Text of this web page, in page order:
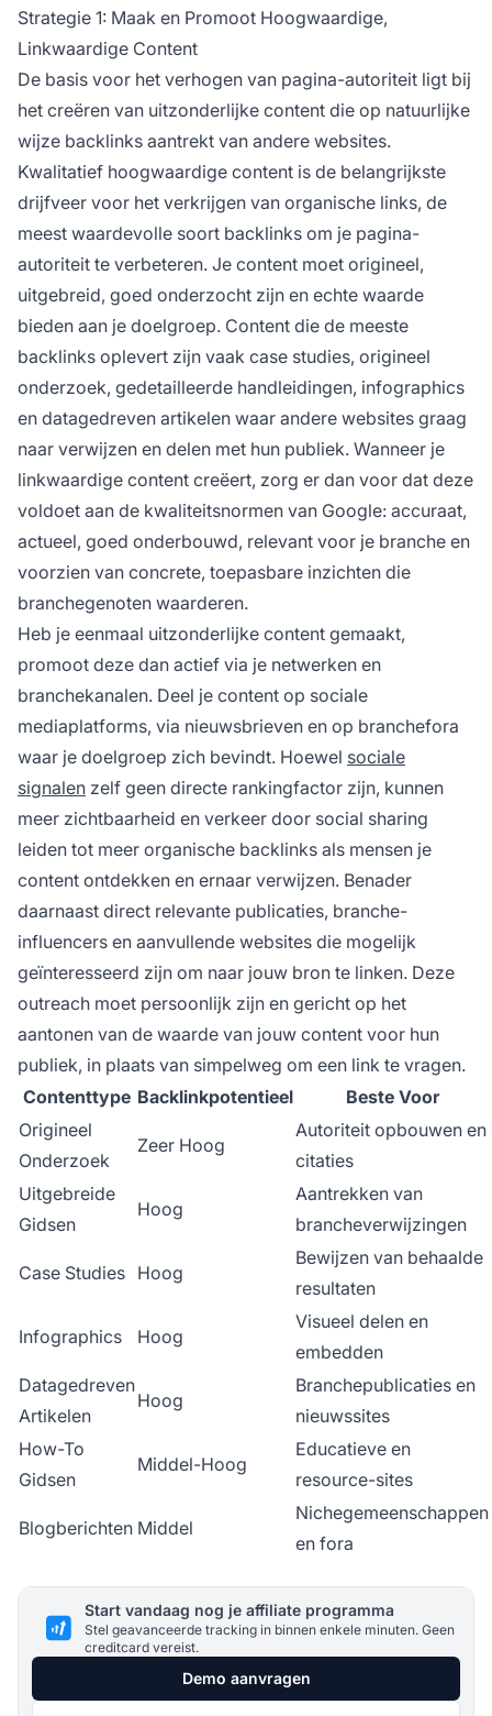
Strategie 1: Maak en Promoot Hoogwaardige,
Linkwaardige Content
De basis voor het verhogen van pagina-autoriteit ligt bij
het creëren van uitzonderlijke content die op natuurlijke
wijze backlinks aantrekt van andere websites.
Kwalitatief hoogwaardige content is de belangrijkste
drijfveer voor het verkrijgen van organische links, de
meest waardevolle soort backlinks om je pagina-
autoriteit te verbeteren. Je content moet origineel,
uitgebreid, goed onderzocht zijn en echte waarde
bieden aan je doelgroep. Content die de meeste
backlinks oplevert zijn vaak case studies, origineel
onderzoek, gedetailleerde handleidingen, infographics
en datagedreven artikelen waar andere websites graag
naar verwijzen en delen met hun publiek. Wanneer je
linkwaardige content creëert, zorg er dan voor dat deze
voldoet aan de kwaliteitsnormen van Google: accuraat,
actueel, goed onderbouwd, relevant voor je branche en
voorzien van concrete, toepasbare inzichten die
branchegenoten waarderen.
Heb je eenmaal uitzonderlijke content gemaakt,
promoot deze dan actief via je netwerken en
branchekanalen. Deel je content op sociale
mediaplatforms, via nieuwsbrieven en op branchefora
waar je doelgroep zich bevindt. Hoewel sociale
signalen zelf geen directe rankingfactor zijn, kunnen
meer zichtbaarheid en verkeer door social sharing
leiden tot meer organische backlinks als mensen je
content ontdekken en ernaar verwijzen. Benader
daarnaast direct relevante publicaties, branche-
influencers en aanvullende websites die mogelijk
geïnteresseerd zijn om naar jouw bron te linken. Deze
outreach moet persoonlijk zijn en gericht op het
aantonen van de waarde van jouw content voor hun
publiek, in plaats van simpelweg om een link te vragen.
Contenttype Backlinkpotentieel
Beste Voor
Origineel
Onderzoek
Zeer Hoog
Autoriteit opbouwen en
citaties
Uitgebreide
Gidsen
Hoog
Aantrekken van
brancheverwijzingen
Case Studies Hoog
Bewijzen van behaalde
resultaten
Infographics Hoog
Visueel delen en
embedden
Datagedreven
Artikelen
Hoog
Branchepublicaties en
nieuwssites
How-To
Gidsen
Middel-Hoog
Educatieve en
resource-sites
Blogberichten Middel
Nichegemeenschappen
en fora
Start vandaag nog je affiliate programma
Stel geavanceerde tracking in binnen enkele minuten. Geen
creditcard vereist.
Demo aanvragen